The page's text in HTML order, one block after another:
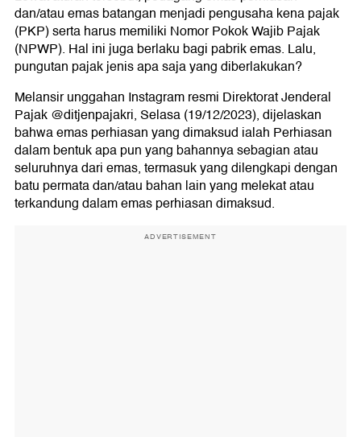
dan/atau emas batangan menjadi pengusaha kena pajak
(PKP) serta harus memiliki Nomor Pokok Wajib Pajak
(NPWP). Hal ini juga berlaku bagi pabrik emas. Lalu,
pungutan pajak jenis apa saja yang diberlakukan?
Melansir unggahan Instagram resmi Direktorat Jenderal
Pajak @ditjenpajakri, Selasa (19/12/2023), dijelaskan
bahwa emas perhiasan yang dimaksud ialah Perhiasan
dalam bentuk apa pun yang bahannya sebagian atau
seluruhnya dari emas, termasuk yang dilengkapi dengan
batu permata dan/atau bahan lain yang melekat atau
terkandung dalam emas perhiasan dimaksud.
ADVERTISEMENT